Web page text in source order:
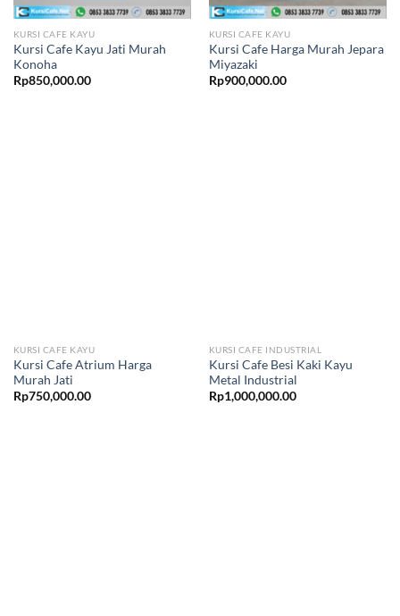
KURSI CAFE KAYU
Kursi Cafe Kayu Jati Murah
Konoha
Rp850,000.00
KURSI CAFE KAYU
Kursi Cafe Harga Murah Jepara
Miyazaki
Rp900,000.00
KURSI CAFE KAYU
Kursi Cafe Atrium Harga
Murah Jati
Rp750,000.00
KURSI CAFE INDUSTRIAL
Kursi Cafe Besi Kaki Kayu
Metal Industrial
Rp1,000,000.00